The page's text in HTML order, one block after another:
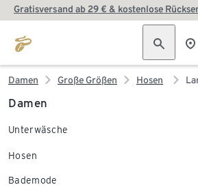
Gratisversand ab 29 € & kostenlose
Damen Große Größen Hosen
Damen
Unterwäsche
Hosen
Bademode